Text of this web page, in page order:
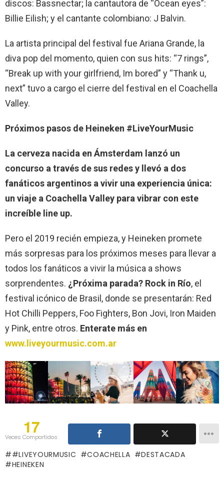
discos: Bassnectar; la cantautora de “Ocean eyes”:
Billie Eilish; y el cantante colombiano: J Balvin.
La artista principal del festival fue Ariana Grande, la
diva pop del momento, quien con sus hits: “7 rings”,
“Break up with your girlfriend, Im bored” y “Thank u,
next” tuvo a cargo el cierre del festival en el Coachella
Valley.
Próximos pasos de Heineken #LiveYourMusic
La cerveza nacida en Ámsterdam lanzó un
concurso a través de sus redes y llevó a dos
fanáticos argentinos a vivir una experiencia única:
un viaje a Coachella Valley para vibrar con este
increíble line up.
Pero el 2019 recién empieza, y Heineken promete
más sorpresas para los próximos meses para llevar a
todos los fanáticos a vivir la música a shows
sorprendentes. ¿Próxima parada? Rock in Río, el
festival icónico de Brasil, donde se presentarán: Red
Hot Chilli Peppers, Foo Fighters, Bon Jovi, Iron Maiden
y Pink, entre otros. Enterate más en
www.liveyourmusic.com.ar
17
Veces Compartidos
#LIVEYOURMUSIC COACHELLA
DESTACADA
HEINEKEN